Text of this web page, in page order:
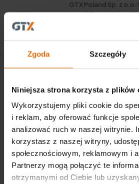
Zgoda Szczegóły
Niniejsza strona korzysta z plików
Wykorzystujemy pliki cookie do
i reklam, aby oferować funkcje
analizować ruch w naszej witrynie.
korzystasz z naszej witryny,
społecznościowym, reklamowym i
Partnerzy mogą połączyć te
otrzymanymi od Ciebie lub
GTX Poland Sp. z o.o.
ul. Pograniczna
Ważne linki